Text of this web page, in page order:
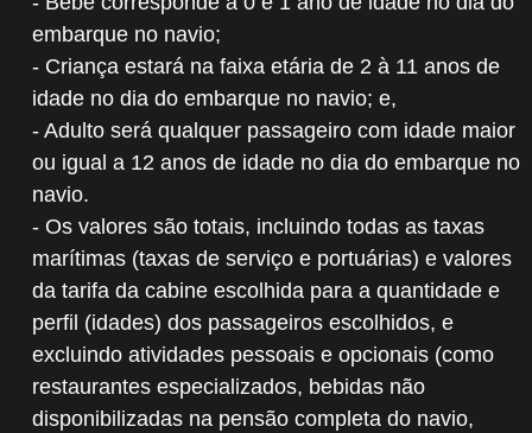
embarque no navio;
- Criança estará na faixa etária de 2 à 11 anos de
idade no dia do embarque no navio; e,
- Adulto será qualquer passageiro com idade maior
ou igual a 12 anos de idade no dia do embarque no
navio.
- Os valores são totais, incluindo todas as taxas
marítimas (taxas de serviço e portuárias) e valores
da tarifa da cabine escolhida para a quantidade e
perfil (idades) dos passageiros escolhidos, e
excluindo atividades pessoais e opcionais (como
restaurantes especializados, bebidas não
disponibilizadas na pensão completa do navio,